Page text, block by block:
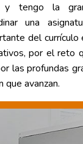
tengo la
una
del
por el reto
las profundas
que avanzan.